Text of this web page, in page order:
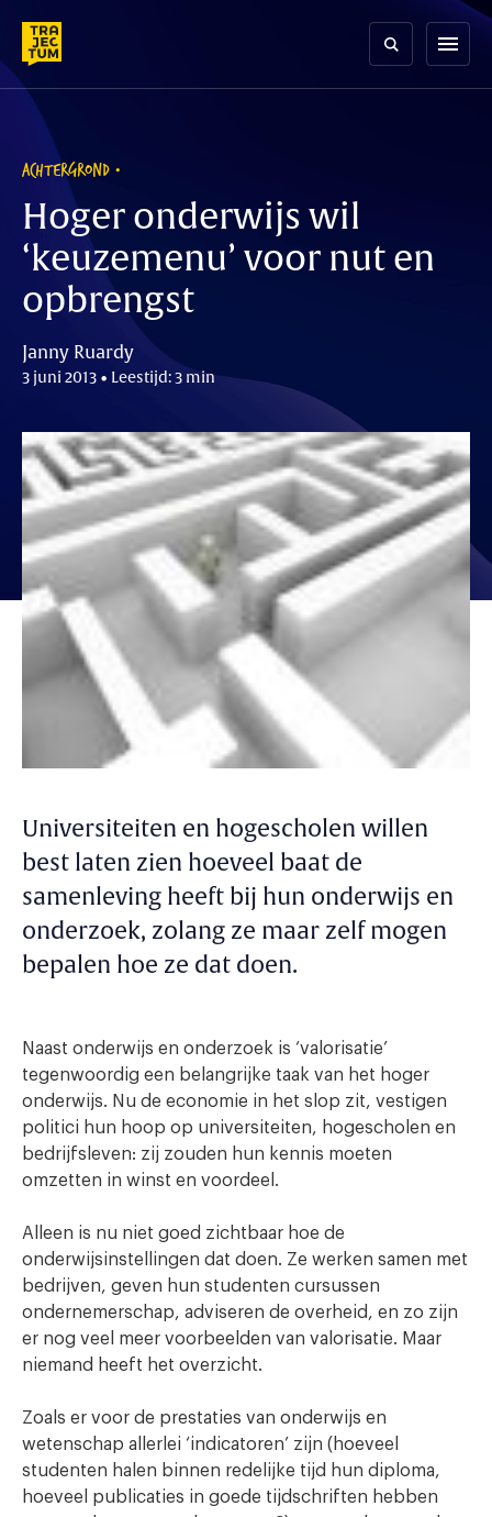
content
menu
ACHTERGROND
Hoger onderwijs wil
‘keuzemenu’ voor nut en
opbrengst
Janny Ruardy
3 juni 2013 • Leestijd: 3 min
Universiteiten en hogescholen willen
best laten zien hoeveel baat de
samenleving heeft bij hun onderwijs en
onderzoek, zolang ze maar zelf mogen
bepalen hoe ze dat doen.
Naast onderwijs en onderzoek is ‘valorisatie’
tegenwoordig een belangrijke taak van het hoger
onderwijs. Nu de economie in het slop zit, vestigen
politici hun hoop op universiteiten, hogescholen en
bedrijfsleven: zij zouden hun kennis moeten
omzetten in winst en voordeel.
Alleen is nu niet goed zichtbaar hoe de
onderwijsinstellingen dat doen. Ze werken samen met
bedrijven, geven hun studenten cursussen
ondernemerschap, adviseren de overheid, en zo zijn
er nog veel meer voorbeelden van valorisatie. Maar
niemand heeft het overzicht.
Zoals er voor de prestaties van onderwijs en
wetenschap allerlei ‘indicatoren’ zijn (hoeveel
studenten halen binnen redelijke tijd hun diploma,
hoeveel publicaties in goede tijdschriften hebben